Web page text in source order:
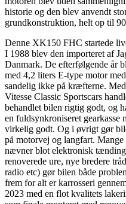
historie og den blev anvendt
grundkonstruktion, helt op til
Denne XK150 FHC startede
I 1988 blev den importeret af
Danmark. De efterfølgende år
med 4,2 liters E-type motor
sandelig ikke på kræfterne.
Vitesse Classic Sportscars
behandlet bilen rigtig godt, og
en fuldsynkroniseret
virkelig godt. Og i øvrigt gør
på motorvej og langfart.
nævner blot elektronisk
renoverede ure, nye bredere
radio etc) gør bilen både
frem for alt er karrosseri
2023 med en flot kvalitets